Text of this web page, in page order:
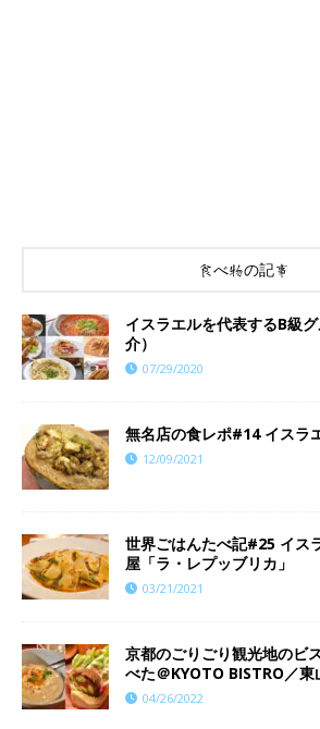
食べ物の記事
イスラエルを代表するB級
介）
07/29/2020
無名店の食レポ#14 イスラ
12/09/2021
世界ごはんたべ記#25 イス
屋「ラ・レプッブリカ」
03/21/2021
京都のごりごり観光地のビ
べた＠KYOTO BISTRO／東
04/26/2022